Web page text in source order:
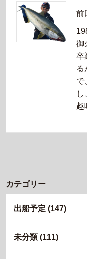
前
御
卒
る
で
し
趣
カテゴリー
出船予定 (147)
未分類(111)